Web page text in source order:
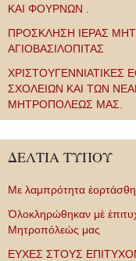
ΚΑΙ ΦΟΥΡΝΩΝ .
ΠΡΟΣΚΛΗΣΗ ΙΕΡΑΣ
ΑΓΙΟΒΑΣΙΛΟΠΙΤΑΣ
ΧΡΙΣΤΟΥΓΕΝΝΙΑΤΙΚΕΣ
ΣΧΟΛΕΙΩΝ ΚΑΙ ΤΩΝ
ΜΗΤΡΟΠΟΛΕΩΣ ΜΑΣ.
ΔΕΛΤΙΑ ΤΥΠΟΥ
Με λαμπρότητα
Ὁλοκληρώθηκαν μὲ
Μητροπόλεώς μας
ΕΥΧΕΣ ΣΤΟΥΣ